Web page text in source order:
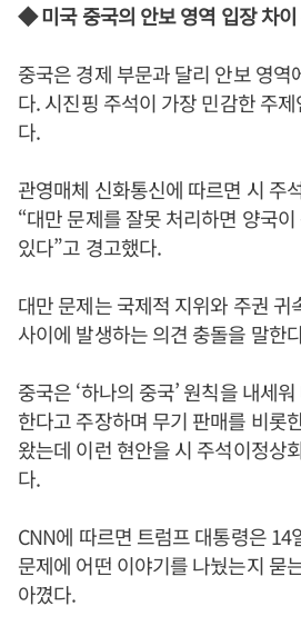
◆ 미국 중국의 안보 영역 입장 차
중국은 경제 부문과 달리 안보 영역
다. 시진핑 주석이 가장 민감한 주
다.
관영매체 신화통신에 따르면 시 주
“대만 문제를 잘못 처리하면 양국
있다”고 경고했다.
대만 문제는 국제적 지위와 주권 귀
사이에 발생하는 의견 충돌을 말한
중국은 ‘하나의 중국’ 원칙을 내세
한다고 주장하며 무기 판매를 비롯
왔는데 이런 현안을 시 주석이정상
다.
CNN에 따르면 트럼프 대통령은 14
문제에 어떤 이야기를 나눴는지 묻
아꼈다.